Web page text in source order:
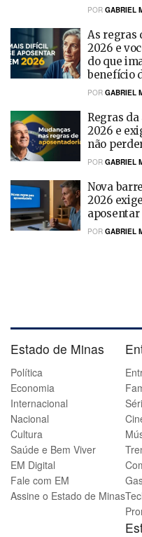
POR GABRIEL
As regras
2026 e
do que
benefício
POR GABRIEL
Regras
2026 e
não
POR GABRIEL
Nova
2026
aposentar
POR GABRIEL
Estado de Minas
Política
Economia
Internacional
Nacional
Cultura
Saúde e Bem Viver
EM Digital
Fale com EM
Assine o Estado de Minas